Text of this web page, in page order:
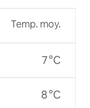
Temp. moy.
7 °C
8 °C